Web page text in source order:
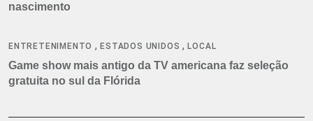
nascimento
ENTRETENIMENTO ,ESTADOS UNIDOS ,LOCAL
Game show mais antigo da TV americana faz seleção
gratuita no sul da Flórida